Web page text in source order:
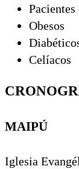
Obesos
Celíacos
MAIPÚ
Iglesia